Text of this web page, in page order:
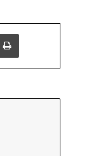
Printaj